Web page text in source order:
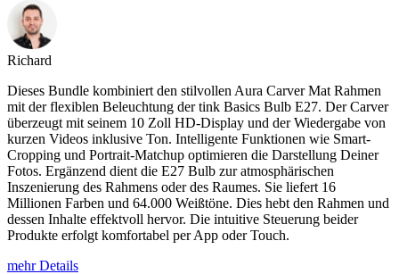
Richard
Dieses Bundle kombiniert den stilvollen Aura Carver Mat Rahmen
mit der flexiblen Beleuchtung der tink Basics Bulb E27. Der Carver
überzeugt mit seinem 10 Zoll HD-Display und der Wiedergabe von
kurzen Videos inklusive Ton. Intelligente Funktionen wie Smart-
Cropping und Portrait-Matchup optimieren die Darstellung Deiner
Fotos. Ergänzend dient die E27 Bulb zur atmosphärischen
Inszenierung des Rahmens oder des Raumes. Sie liefert 16
Millionen Farben und 64.000 Weißtöne. Dies hebt den Rahmen und
dessen Inhalte effektvoll hervor. Die intuitive Steuerung beider
Produkte erfolgt komfortabel per App oder Touch.
mehr Details